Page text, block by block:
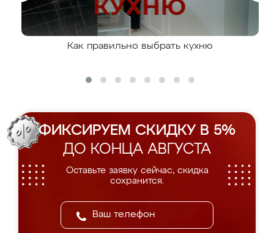
Как правильно выбрать кухню
ФИКСИРУЕМ СКИДКУ В 5%
ДО КОНЦА АВГУСТА
Оставьте заявку сейчас, скидка
сохранится.